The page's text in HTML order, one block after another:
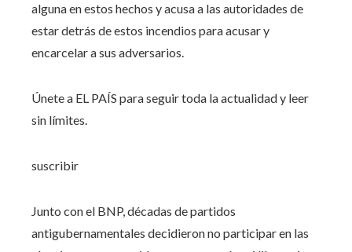
alguna en estos hechos y acusa a las autoridades de
estar detrás de estos incendios para acusar y
encarcelar a sus adversarios.
Únete a EL PAÍS para seguir toda la actualidad y leer
sin límites.
suscribir
Junto con el BNP, décadas de partidos
antigubernamentales decidieron no participar en las